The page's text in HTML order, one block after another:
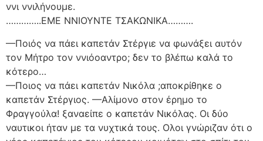
ννι ννιλήνουμε.
…………..ΕΜΕ ΝΝΙΟΥΝΤΕ ΤΣΑΚΩΝΙΚΑ……….
—Ποιός να πάει καπετάν Στέργιε να φωνάξει αυτόν
τον Μήτρο τον ννιόοαντρο; δεν το βλέπω καλά το
κότερο…
—Ποιος να πάει καπετάν Νικόλα ;αποκρίθηκε ο
καπετάν Στέργιος. —Αλίμονο στον έρημο το
Φραγγούλα! ξαναείπε ο καπετάν Νικόλας. Οι δύο
ναυτικοι ήταν με τα νυχτικά τους. Ολοι γνώριζαν ότι ο